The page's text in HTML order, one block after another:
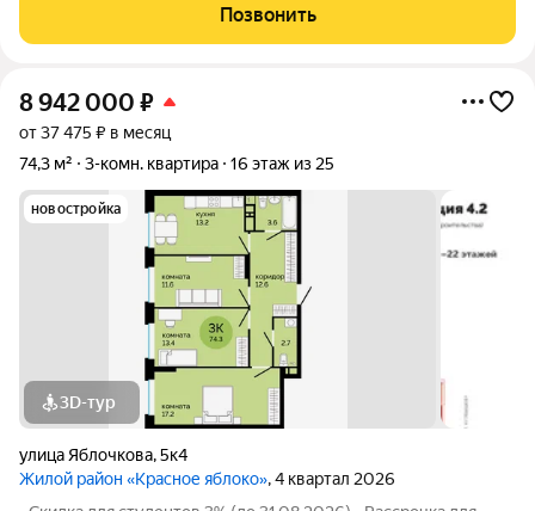
31.08.2026) - Скидка до 3% за каждого ребёнка (до 31.08.2026)
- Материнский
Позвонить
8 942 000 ₽
от 37 475 ₽ в месяц
74,3 м²
3-комн. квартира 16 этаж из 25
новостройка
3D-тур
улица Яблочкова,5к4
Жилой район «Красное яблоко», 4 квартал 2026